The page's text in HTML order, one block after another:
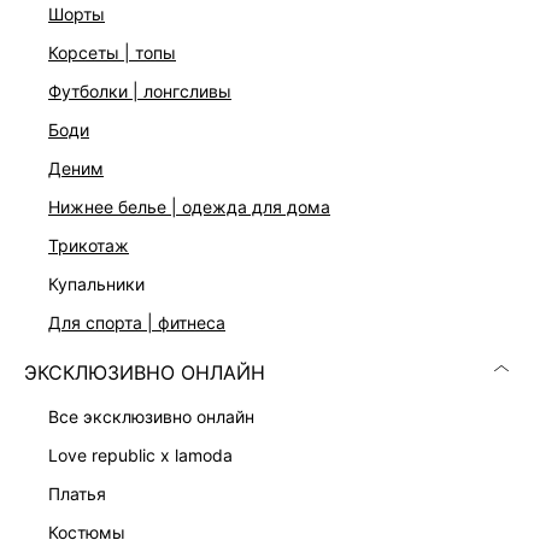
шорты
корсеты | топы
футболки | лонгсливы
боди
деним
нижнее белье | одежда для дома
трикотаж
купальники
для спорта | фитнеса
ЭКСКЛЮЗИВНО ОНЛАЙН
все эксклюзивно онлайн
love republic x lamoda
платья
костюмы
Описание
Ткань из хлопка с добавлением эластана
Прилегающий крой
Короткие рукава
Два цвета: желтый и пудровый
На модели размер 44. Крой модели соответствует
стандартному размеру
Подробные условия доставки и возврата